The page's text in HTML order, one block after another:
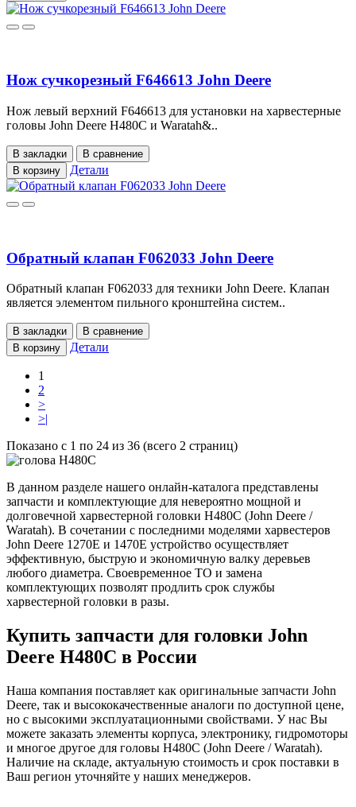
Нож сучкорезный F646613 John Deere
Нож левый верхний F646613 для установки на харвестерные
головы John Deere H480C и Waratah&..
В закладки
В сравнение
В корзину
Детали
Обратный клапан F062033 John Deere
Обратный клапан F062033 для техники John Deere. Клапан
является элементом пильного кронштейна систем..
В закладки
В сравнение
В корзину
Детали
1
2
>
>|
Показано с 1 по 24 из 36 (всего 2 страниц)
В данном разделе нашего онлайн-каталога представлены
запчасти и комплектующие для невероятно мощной и
долговечной харвестерной головки H480C (John Deere /
Waratah). В сочетании с последними моделями харвестеров
John Deere 1270E и 1470E устройство осуществляет
эффективную, быструю и экономичную валку деревьев
любого диаметра. Своевременное ТО и замена
комплектующих позволят продлить срок службы
харвестерной головки в разы.
Купить запчасти для головки John
Deere H480C в России
Наша компания поставляет как оригинальные запчасти John
Deere, так и высококачественные аналоги по доступной цене,
но с высокими эксплуатационными свойствами. У нас Вы
можете заказать элементы корпуса, электронику, гидромоторы
и многое другое для головы H480C (John Deere / Waratah).
Наличие на складе, актуальную стоимость и срок поставки в
Ваш регион уточняйте у наших менеджеров.